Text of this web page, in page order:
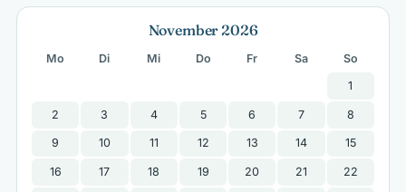
November 2026
Mo Di Mi Do Fr Sa
So
1
2 3 4 5 6 7 8
9 10 11 12 13 14 15
16 17 18 19 20 21 22